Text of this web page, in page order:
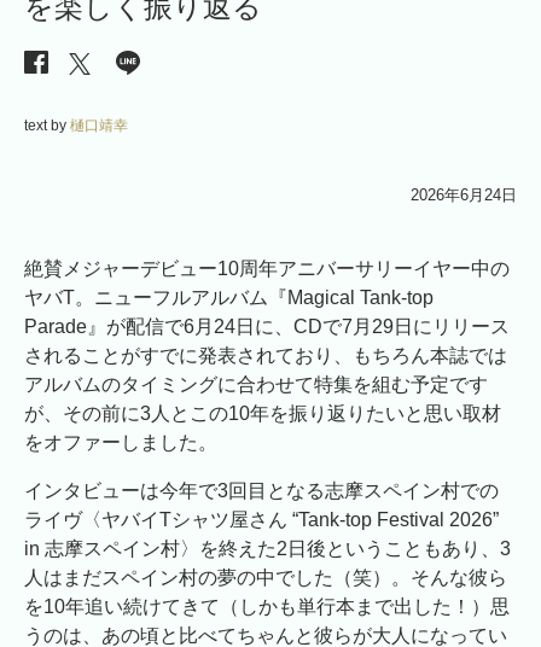
を楽しく振り返る
text by 樋口靖幸
2026年6月24日
絶賛メジャーデビュー10周年アニバーサリーイヤー中の
ヤバT。ニューフルアルバム『Magical Tank-top
Parade』が配信で6月24日に、CDで7月29日にリリース
されることがすでに発表されており、もちろん本誌では
アルバムのタイミングに合わせて特集を組む予定です
が、その前に3人とこの10年を振り返りたいと思い取材
をオファーしました。
インタビューは今年で3回目となる志摩スペイン村での
ライヴ〈ヤバイTシャツ屋さん “Tank-top Festival 2026”
in 志摩スペイン村〉を終えた2日後ということもあり、3
人はまだスペイン村の夢の中でした（笑）。そんな彼ら
を10年追い続けてきて（しかも単行本まで出した！）思
うのは、あの頃と比べてちゃんと彼らが大人になってい